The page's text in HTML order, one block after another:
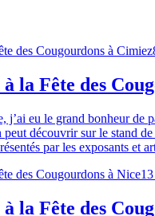
la Fête des
j’ai eu le grand bonheur de
peut découvrir sur le stand
par les exposants et
la Fête des